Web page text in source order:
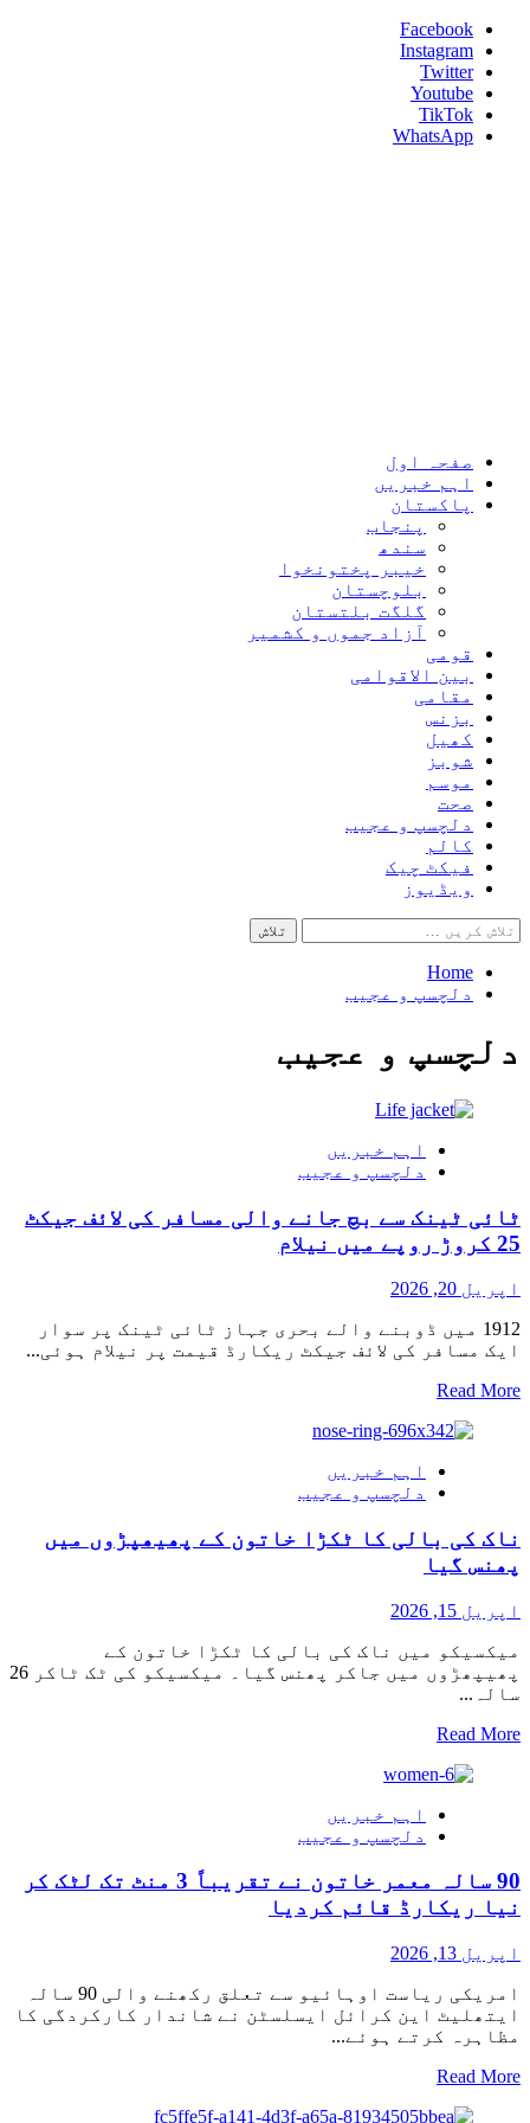
Skip
content
Facebook
Instagram
Twitter
Youtube
TikTok
WhatsApp
صفحہ اول
اہم خبریں
پاکستان
پنجاب
سندھ
خیبر پختونخوا
بلوچستان
گلگت بلتستان
آزاد جموں و کشمیر
قومی
بین الاقوامی
مقامی
بزنس
کھیل
شوبز
موسم
صحت
دلچسپ و عجیب
کالم
فیکٹ چیک
ویڈیوز
تلاش
کریں
برائے:Home
دلچسپ و عجیب
دلچسپ و عجیب
اہم خبریں
دلچسپ و عجیب
ٹائی ٹینک سے بچ جانے والی مسافر کی لائف جیکٹ
25 کروڑ روپے میں نیلام
اپریل 20, 2026
1912 میں ڈوبنے والے بحری جہاز ٹائی ٹینک پر سوار
ایک مسافر کی لائف جیکٹ ریکارڈ قیمت پر نیلام ہوئی...
Read More
Read
about
ٹینک
سے
جانے
والی
مسافر
کی
لائف
کروڑ
میں
اہم خبریں
دلچسپ و عجیب
ناک کی بالی کا ٹکڑا خاتون کے پھیھپڑوں میں
پھنس گیا
اپریل 15, 2026
میکسیکو میں ناک کی بالی کا ٹکڑا خاتون کے
پھیپھڑوں میں جاکر پھنس گیا۔ میکسیکو کی ٹک ٹاکر 26
سالہ...
Read More
Read
about
کی
بالی
ٹکڑا
خاتون
کے
پھیھپڑوں
میں
پھنس
گیا
اہم خبریں
دلچسپ و عجیب
90 سالہ معمر خاتون نے تقریباً 3 منٹ تک لٹک کر
نیا ریکارڈ قائم کردیا
اپریل 13, 2026
امریکی ریاست اوہائیو سے تعلق رکھنے والی 90 سالہ
ایتھلیٹ این کرائل ایسلسٹن نے شاندار کارکردگی کا
مظاہرہ کرتے ہوئے...
Read More
Read
about